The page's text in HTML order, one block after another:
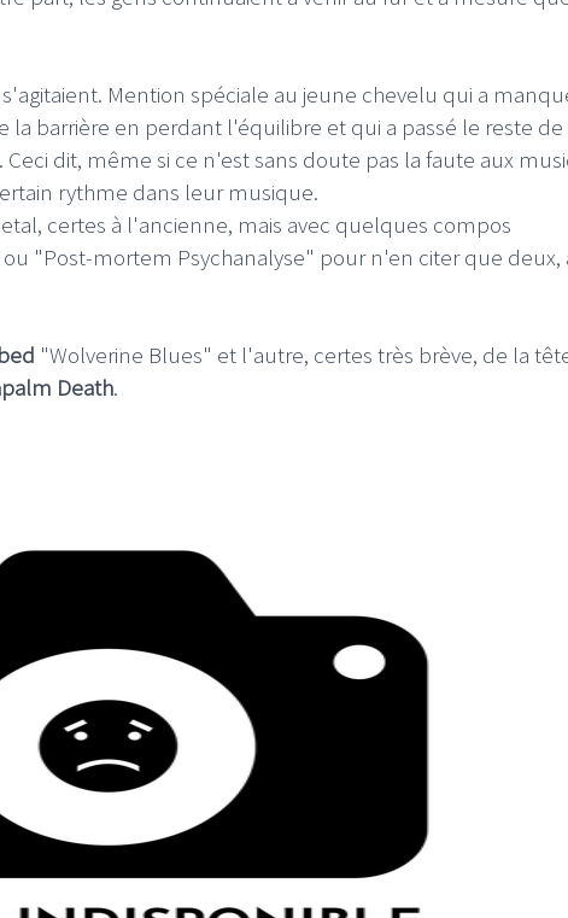
Mention spéciale au jeune chevelu qui a
la barrière en perdant l'équilibre et qui a passé le reste de
dit, même si ce n'est sans doute pas la faute aux
rythme dans leur musique.
certes à l'ancienne, mais avec quelques compos
"Post-mortem Psychanalyse" pour n'en citer que deux,
"Wolverine Blues" et l'autre, certes très brève, de la
Death.
RIFFIFI –
Riffifi 2025 !!!